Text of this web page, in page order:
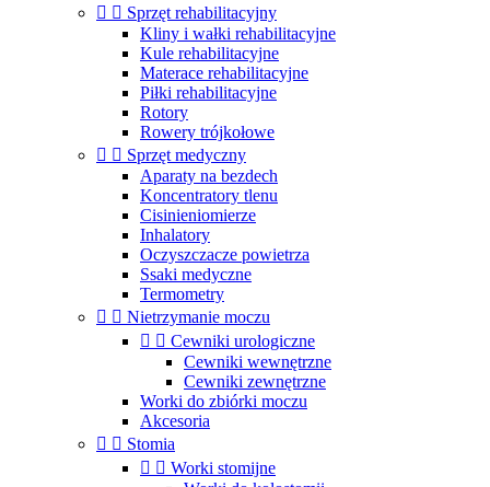
  Sprzęt rehabilitacyjny
Kliny i wałki rehabilitacyjne
Kule rehabilitacyjne
Materace rehabilitacyjne
Piłki rehabilitacyjne
Rotory
Rowery trójkołowe
  Sprzęt medyczny
Aparaty na bezdech
Koncentratory tlenu
Cisinieniomierze
Inhalatory
Oczyszczacze powietrza
Ssaki medyczne
Termometry
  Nietrzymanie moczu
  Cewniki urologiczne
Cewniki wewnętrzne
Cewniki zewnętrzne
Worki do zbiórki moczu
Akcesoria
  Stomia
  Worki stomijne